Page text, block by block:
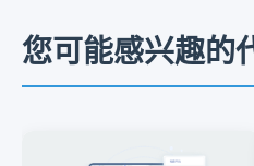
您可能感兴趣的